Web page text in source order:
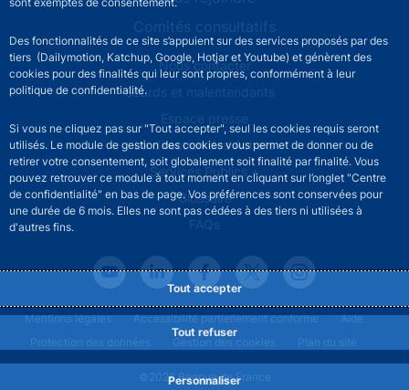
Des fonctionnalités de ce site s’appuient sur des services proposés par des
tiers (Dailymotion, Katchup, Google, Hotjar et Youtube) et génèrent des
cookies pour des finalités qui leur sont propres, conformément à leur
politique de confidentialité.
Si vous ne cliquez pas sur "Tout accepter", seul les cookies requis seront
utilisés. Le module de gestion des cookies vous permet de donner ou de
retirer votre consentement, soit globalement soit finalité par finalité. Vous
pouvez retrouver ce module à tout moment en cliquant sur l’onglet "Centre
de confidentialité" en bas de page. Vos préférences sont conservées pour
une durée de 6 mois. Elles ne sont pas cédées à des tiers ni utilisées à
d'autres fins.
Tout accepter
Tout refuser
Personnaliser
Comités consultatifs
Footer secondary menuNous contacter
Sourds et malentendants
Espace presse
La direction des Achats
Services Publics +
Glossaire
FAQs
©2026 Banque de France
Footer legal notice menu
Mentions légales Accessibilité partiellement conforme
Aide
Protection des données
Gestion des cookies Plan du site